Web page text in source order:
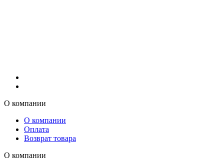
О компании
О компании
Оплата
Возврат товара
О компании